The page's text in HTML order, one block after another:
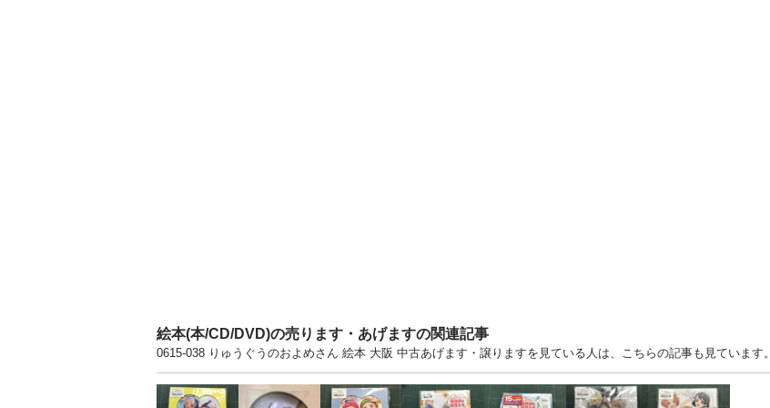
絵本(本/CD/DVD)の売ります・あげますの関連記事
0615-038 りゅうぐうのおよめさん 絵本 大阪 中古あげます・譲りますを見ている人は、こちらの記事も見ています。